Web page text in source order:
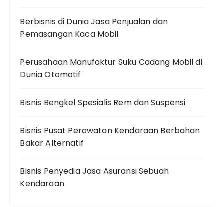
Berbisnis di Dunia Jasa Penjualan dan
Pemasangan Kaca Mobil
Perusahaan Manufaktur Suku Cadang Mobil di
Dunia Otomotif
Bisnis Bengkel Spesialis Rem dan Suspensi
Bisnis Pusat Perawatan Kendaraan Berbahan
Bakar Alternatif
Bisnis Penyedia Jasa Asuransi Sebuah
Kendaraan